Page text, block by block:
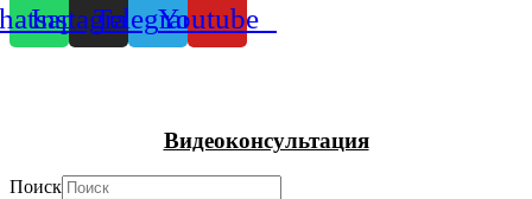
InstagramTelegramYoutube
Видеоконсультация
Поиск